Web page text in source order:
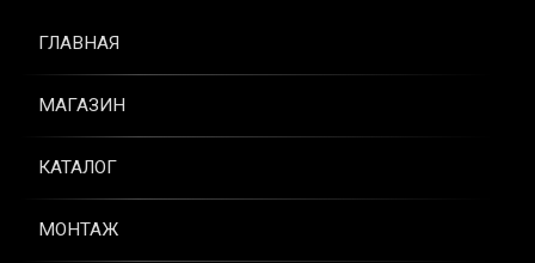
ГЛАВНАЯ
МАГАЗИН
КАТАЛОГ
МОНТАЖ